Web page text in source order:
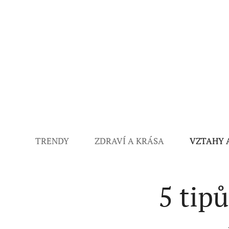
TRENDY ZDRAVÍ A KRÁSA VZTAHY
5